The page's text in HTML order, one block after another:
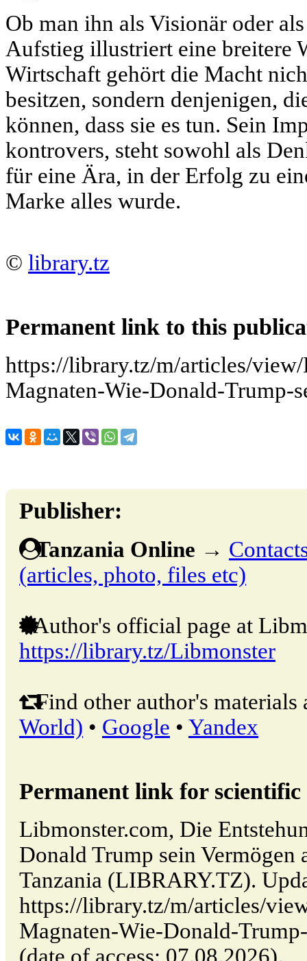
Ob man ihn als Visionär oder
Aufstieg illustriert eine breitere
Wirtschaft gehört die Macht
besitzen, sondern denjenigen,
können, dass sie es tun. Sein
kontrovers, steht sowohl als
für eine Ära, in der Erfolg zu
Marke alles wurde.
© library.tz
Permanent link to this
https://library.tz/m/articles/
Magnaten-Wie-Donald-Trump-
Publisher:
Tanzania Online →
(articles, photo, files etc)
Author's official page at
https://library.tz/Libmonster
Find other author's materials
World) • Google • Yandex
Permanent link for
Libmonster.com, Die
Donald Trump sein Vermögen
Tanzania (LIBRARY.TZ).
https://library.tz/m/articles/
Magnaten-Wie-Donald-